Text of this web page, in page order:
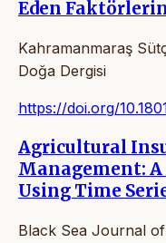
Eden
Kahramanmaraş
Doğa Dergisi
https://doi.org/
Agricultural
Management:
Using Time
Black Sea Journal